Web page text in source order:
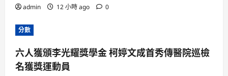
admin 12 小時 ago 0
分數
六人獲頒李光耀獎學金 柯婷文成首秀傳醫院巡檢
名獲獎運動員